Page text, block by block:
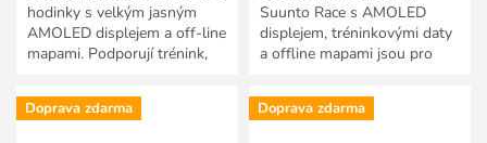
hodinky s velkým jasným
AMOLED displejem a off-line
mapami. Podporují trénink,
každodenních aktivit. Jsou...
Suunto Race s AMOLED
displejem, tréninkovými daty
a offline mapami jsou pro
výkon a přijmout výzvy....
Doprava zdarma Doprava zdarma